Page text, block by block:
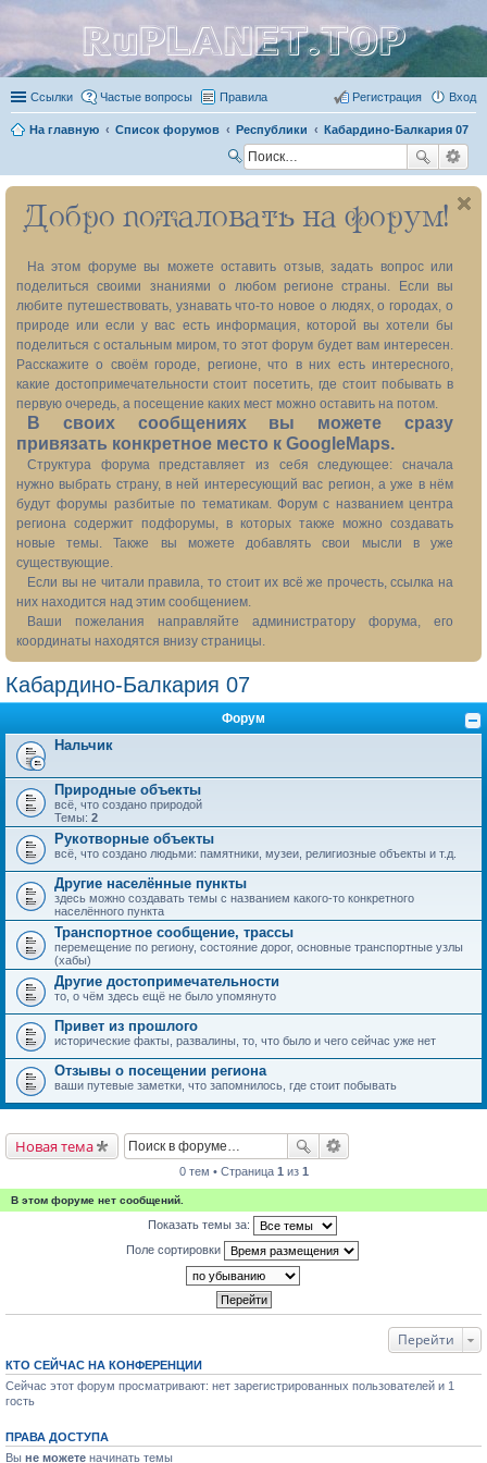
RuPLANET.TOP
Ссылки Частые вопросы Правила Вход
Регистрация
На главную Список форумов Республики Кабардино-Балкария 07
ск
Добро пожаловать на форум!
На этом форуме вы можете оставить отзыв, задать вопрос или
поделиться своими знаниями о любом регионе страны. Если вы
любите путешествовать, узнавать что-то новое о людях, о городах, о
природе или если у вас есть информация, которой вы хотели бы
поделиться с остальным миром, то этот форум будет вам интересен.
Расскажите о своём городе, регионе, что в них есть интересного,
какие достопримечательности стоит посетить, где стоит побывать в
первую очередь, а посещение каких мест можно оставить на потом.
В своих сообщениях вы можете сразу
привязать конкретное место к GoogleMaps.
Структура форума представляет из себя следующее: сначала
нужно выбрать страну, в ней интересующий вас регион, а уже в нём
будут форумы разбитые по тематикам. Форум с названием центра
региона содержит подфорумы, в которых также можно создавать
новые темы. Также вы можете добавлять свои мысли в уже
существующие.
Если вы не читали правила, то стоит их всё же прочесть, ссылка на
них находится над этим сообщением.
Ваши пожелания направляйте администратору форума, его
координаты находятся внизу страницы.
Кабардино-Балкария 07
Форум
Нальчик
Природные объекты
всё, что создано природой
Темы: 2
Рукотворные объекты
всё, что создано людьми: памятники, музеи, религиозные объекты и т.д.
Другие населённые пункты
здесь можно создавать темы с названием какого-то конкретного
населённого пункта
Транспортное сообщение, трассы
перемещение по региону, состояние дорог, основные транспортные узлы
(хабы)
Другие достопримечательности
то, о чём здесь ещё не было упомянуто
Привет из прошлого
исторические факты, развалины, то, что было и чего сейчас уже нет
Отзывы о посещении региона
ваши путевые заметки, что запомнилось, где стоит побывать
Новая тема
0 тем • Страница 1 из 1
В этом форуме нет сообщений.
Показать темы за:
Поле сортировки
Перейти
КТО СЕЙЧАС НА КОНФЕРЕНЦИИ
Сейчас этот форум просматривают: нет зарегистрированных пользователей и 1
гость
ПРАВА ДОСТУПА
Вы не можете начинать темы